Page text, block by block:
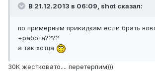
В 21.12.2013 в 06:09, shot сказал:
по примерным прикидкам если брать
+работа????
а так хотца
30К жестковато.... перетерпим)))